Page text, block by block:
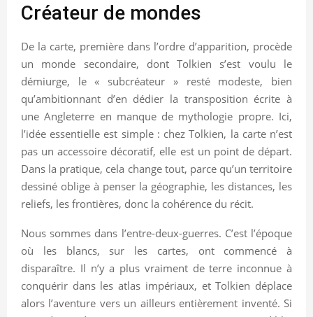
Créateur de mondes
De la carte, première dans l’ordre d’apparition, procède
un monde secondaire, dont Tolkien s’est voulu le
démiurge, le « subcréateur » resté modeste, bien
qu’ambitionnant d’en dédier la transposition écrite à
une Angleterre en manque de mythologie propre. Ici,
l’idée essentielle est simple : chez Tolkien, la carte n’est
pas un accessoire décoratif, elle est un point de départ.
Dans la pratique, cela change tout, parce qu’un territoire
dessiné oblige à penser la géographie, les distances, les
reliefs, les frontières, donc la cohérence du récit.
Nous sommes dans l’entre-deux-guerres. C’est l’époque
où les blancs, sur les cartes, ont commencé à
disparaître. Il n’y a plus vraiment de terre inconnue à
conquérir dans les atlas impériaux, et Tolkien déplace
alors l’aventure vers un ailleurs entièrement inventé. Si